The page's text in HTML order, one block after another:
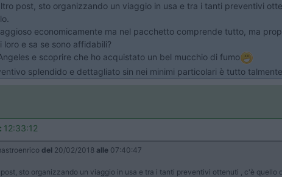
post, sto organizzando un viaggio in usa e tra i tanti preventivi
economicamente ma nel pacchetto comprende tutto, ma
e sa se sono affidabili?
e scoprire che ho acquistato un bel mucchio di fumo
splendido e dettagliato sin nei minimi particolari è tutto
12:33:12
del 20/02/2018 alle 07:40:47
sto organizzando un viaggio in usa e tra i tanti preventivi ottenuti , c'è